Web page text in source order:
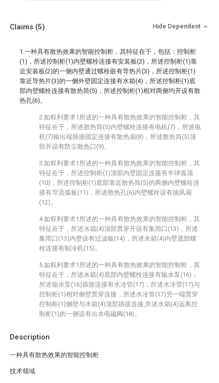
Description
一种具有散热效果的智能控制柜
技术领域
Claims (5) Hide Dependent
1.一种具有散热效果的智能控制柜，其特征在于，包括：控制柜
(1)，所述控制柜(1)内壁螺栓连接有安装板(2)，所述控制柜(1)靠
近安装板(2)的一侧内壁通过螺栓嵌有导热片(3)，所述控制柜(1)
靠近导热片(3)的一侧外壁固定连接有水箱(4)，所述控制柜(1)底
部内壁螺栓连接有散热筒(5)，所述控制柜(1)相对两侧均开设有散
热孔(6)。
2.如权利要求1所述的一种具有散热效果的智能控制柜，其
特征在于，所述散热筒(5)内壁螺栓连接有电机(7)，所述电
机(7)输出端插接固定连接有散热扇(8)，所述散热筒(5)顶
部开设有防尘散热口(9)。
3.如权利要求1所述的一种具有散热效果的智能控制柜，其
特征在于，所述控制柜(1)顶部内壁固定连接有半球弧顶
(10)，所述控制柜(1)底部靠近散热筒(5)的两侧内壁螺栓连
接有导流弧板(11)，所述散热孔(6)内壁螺栓设有抽风扇
(12)。
4.如权利要求1所述的一种具有散热效果的智能控制柜，其
特征在于，所述水箱(4)顶部贯穿开设有集雨口(13)，所述
集雨口(13)内壁设有过滤板(14)，所述水箱(4)内壁底部螺
栓连接有制冷机(15)。
5.如权利要求1所述的一种具有散热效果的智能控制柜，其
特征在于，所述水箱(4)底部内壁螺栓连接有输水泵(16)，
所述输水泵(16)插接连接有水冷管(17)，所述水冷管(17)与
控制柜(1)相对侧壁贯穿连接，所述水冷管(17)另一端贯穿
控制柜(1)侧壁与水箱(4)顶部插拔连接,所述水箱(4)远离控
制柜(1)的一侧设有出水电磁阀(18)。